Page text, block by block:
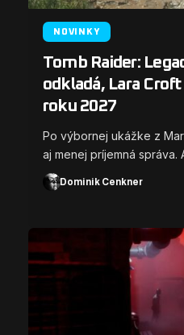
NOVINKY
Tomb Raider:
odkladá, Lara
roku 2027
Po výbornej ukážke z
aj menej príjemná správa.
Dominik Cenkner